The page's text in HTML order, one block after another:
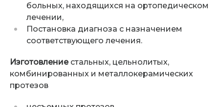
больных, находящихся на ортопедическом
лечении,
Постановка диагноза с назначением
соответствующего лечения.
Изготовлениестальных, цельнолитых,
комбинированных и металлокерамических
протезов